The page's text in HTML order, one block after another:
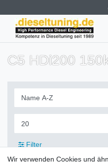
C5 HDi200
Filter
Wir verwenden Cookies und